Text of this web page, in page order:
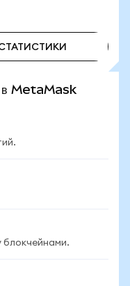
в MetaMask
блокчейнами.